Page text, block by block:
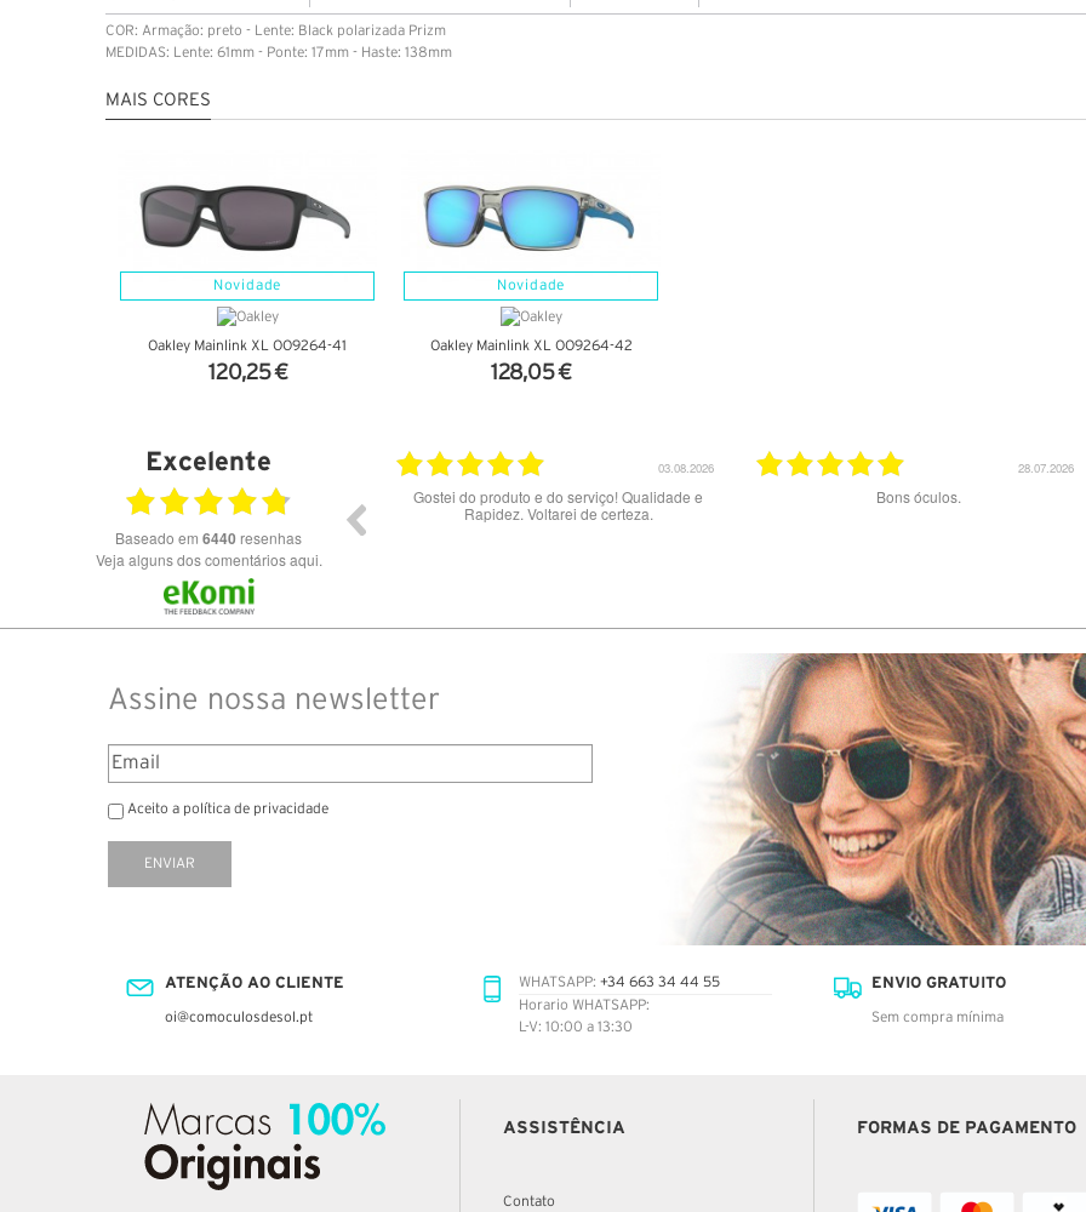
COR: Armação: preto - Lente: Black polarizada Prizm
MEDIDAS: Lente: 61mm - Ponte: 17mm - Haste: 138mm
MAIS CORES
Novidade
Oakley Mainlink XL OO9264-41
120,25 €
Novidade
Oakley Mainlink XL OO9264-42
128,05 €
Excelente
Baseado em 6440 resenhas
Veja alguns dos comentários aqui.
23.07.2026
Óculos de excelente qualidade aos melhores
preços
20.07.2026
Excelente serviço.
Muito bom serviço e produtos. Site claro
Assine nossa newsletter
Aceito a política de privacidade
ENVIAR
ATENÇÃO AO CLIENTE
oi@comoculosdesol.pt
WHATSAPP: +34 663 34 44 55
Horario WHATSAPP:
L-V: 10:00 a 13:30
ENVIO GRATUITO
Sem compra mínima
ASSISTÊNCIA
Contato
FORMAS DE PAGAMENTO